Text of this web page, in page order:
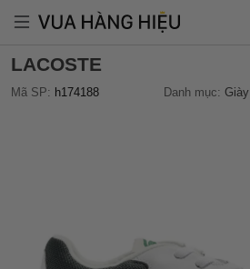
LACOSTE
Mã SP: h174188 Danh mục: Giày